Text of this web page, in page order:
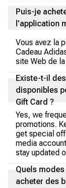
Puis-je
l'application
Vous avez la
Cadeau
site Web de
Existe-t-il
disponibles
Gift Card ?
Yes, we
promotions.
get special
media
stay updated
Quels
acheter des